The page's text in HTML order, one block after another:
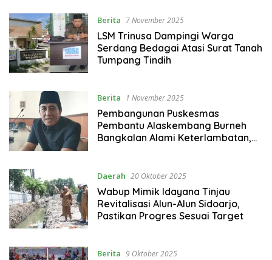
Berita 7 November 2025
LSM Trinusa Dampingi Warga
Serdang Bedagai Atasi Surat Tanah
Tumpang Tindih
Berita 1 November 2025
Pembangunan Puskesmas
Pembantu Alaskembang Burneh
Bangkalan Alami Keterlambatan,
Daerah 20 Oktober 2025
Wabup Mimik Idayana Tinjau
Revitalisasi Alun-Alun Sidoarjo,
Pastikan Progres Sesuai Target
Berita 9 Oktober 2025